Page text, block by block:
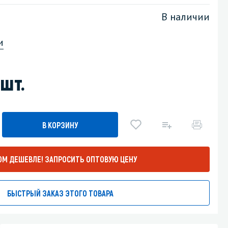
В наличии
В КОРЗИНУ
ДЕШЕВЛЕ! ЗАПРОСИТЬ ОПТОВУЮ ЦЕНУ
БЫСТРЫЙ ЗАКАЗ ЭТОГО ТОВАРА